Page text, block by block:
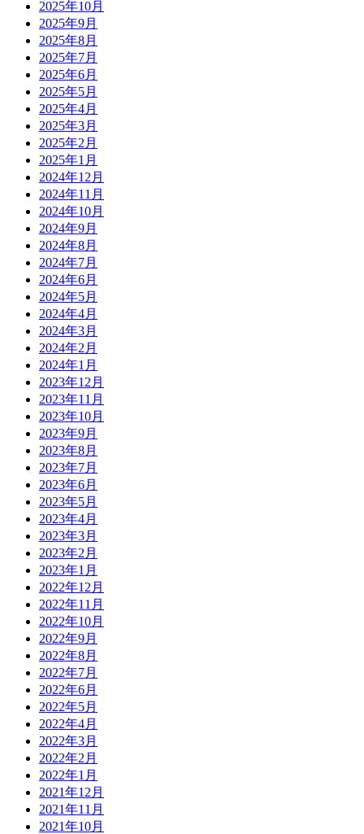
2025年10月
2025年9月
2025年8月
2025年7月
2025年6月
2025年5月
2025年4月
2025年3月
2025年2月
2025年1月
2024年12月
2024年11月
2024年10月
2024年9月
2024年8月
2024年7月
2024年6月
2024年5月
2024年4月
2024年3月
2024年2月
2024年1月
2023年12月
2023年11月
2023年10月
2023年9月
2023年8月
2023年7月
2023年6月
2023年5月
2023年4月
2023年3月
2023年2月
2023年1月
2022年12月
2022年11月
2022年10月
2022年9月
2022年8月
2022年7月
2022年6月
2022年5月
2022年4月
2022年3月
2022年2月
2022年1月
2021年12月
2021年11月
2021年10月